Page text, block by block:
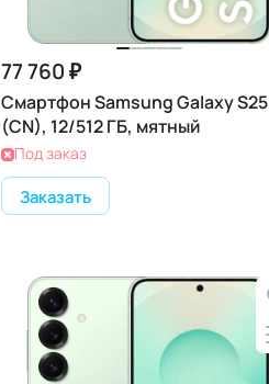
77 760 ₽
Смартфон Samsung Galaxy S25
(CN), 12/512 ГБ, мятный
Под заказ
Заказать